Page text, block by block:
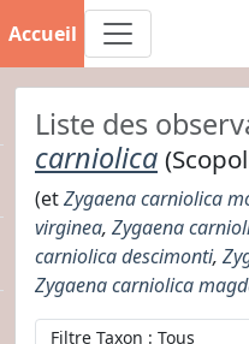
Accueil
Liste des
carniolica
(etZygaena carniolica
virginea, Zygaena
carniolica descimonti,
Zygaena carniolica